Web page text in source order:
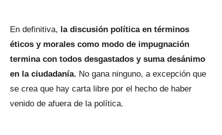
En definitiva, la discusión política en términos
éticos y morales como modo de impugnación
termina con todos desgastados y suma desánimo
en la ciudadanía. No gana ninguno, a excepción que
se crea que hay carta libre por el hecho de haber
venido de afuera de la política.